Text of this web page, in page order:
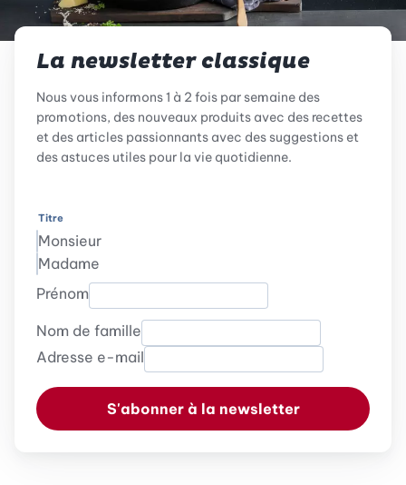
La newsletter classique
Nous vous informons 1 à 2 fois par semaine des
promotions, des nouveaux produits avec des recettes
et des articles passionnants avec des suggestions et
des astuces utiles pour la vie quotidienne.
Titre
Monsieur
Madame
Prénom
Nom de famille
Adresse e-mail
S'abonner à la newsletter